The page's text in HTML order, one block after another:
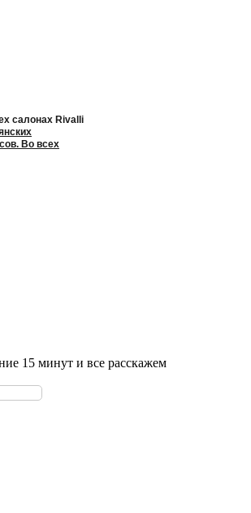
салонах Rivalli
Во всех
15 минут и все расскажем